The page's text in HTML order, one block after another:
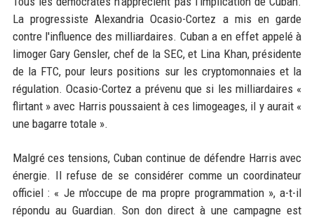
La progressiste Alexandria Ocasio-Cortez a mis en garde
contre l'influence des milliardaires. Cuban a en effet appelé à
limoger Gary Gensler, chef de la SEC, et Lina Khan, présidente
de la FTC, pour leurs positions sur les cryptomonnaies et la
régulation. Ocasio-Cortez a prévenu que si les milliardaires «
flirtant » avec Harris poussaient à ces limogeages, il y aurait «
une bagarre totale ».
Malgré ces tensions, Cuban continue de défendre Harris avec
énergie. Il refuse de se considérer comme un coordinateur
officiel : « Je m'occupe de ma propre programmation », a-t-il
répondu au Guardian. Son don direct à une campagne est